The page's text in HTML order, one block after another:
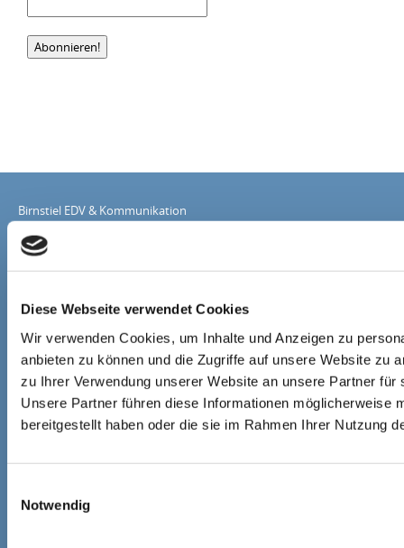
Diese Webseite verwendet Cookies
Wir verwenden Cookies, um Inhalte und Anzeigen zu
anbieten zu können und die Zugriffe auf unsere Website zu
zu Ihrer Verwendung unserer Website an unsere Partner
Unsere Partner führen diese Informationen möglicherweise
bereitgestellt haben oder die sie im Rahmen Ihrer Nutzung
Notwendig
Birnstiel EDV & Kommunikation
Meisterbetrieb
85604 Zorneding
Fax: 089 69 55 20
E-mail: info@birnstiel.de
Web: www.birnstiel.de
Telefon:
089 6200 1200
(außer in Supportfällen):